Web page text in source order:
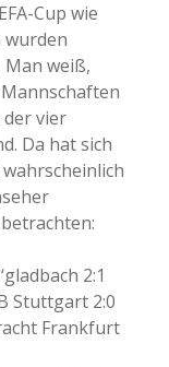
Cup wie
wurden
Man weiß,
der vier
Da hat sich
2:1
Stuttgart 2:0
Frankfurt